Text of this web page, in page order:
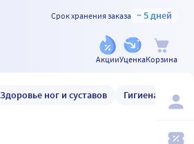
Срок хранения заказа ~ 5 дней
АкцииУценкаКорзина
Здоровье ног и суставов Гигиена и уход